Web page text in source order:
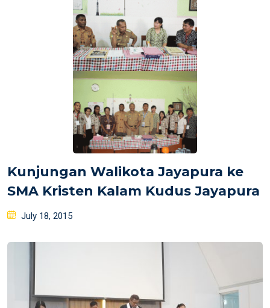
Kunjungan Walikota Jayapura ke
SMA Kristen Kalam Kudus Jayapura
Posted
July 18, 2015